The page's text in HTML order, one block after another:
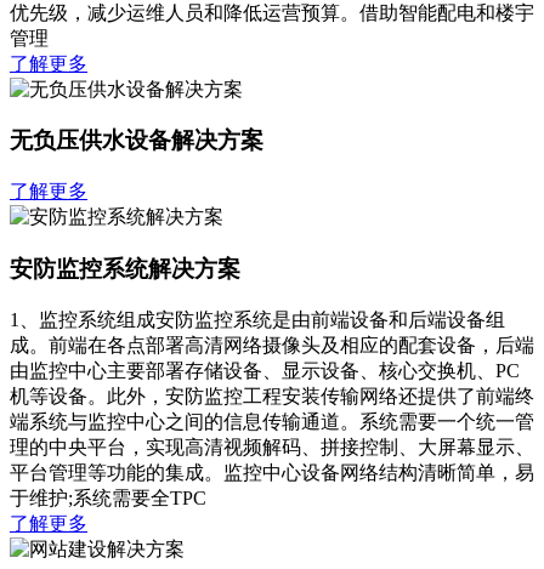
优先级，减少运维人员和降低运营预算。借助智能配电和楼宇
管理
了解更多
无负压供水设备解决方案
了解更多
安防监控系统解决方案
1、监控系统组成安防监控系统是由前端设备和后端设备组
成。前端在各点部署高清网络摄像头及相应的配套设备，后端
由监控中心主要部署存储设备、显示设备、核心交换机、PC
机等设备。此外，安防监控工程安装传输网络还提供了前端终
端系统与监控中心之间的信息传输通道。系统需要一个统一管
理的中央平台，实现高清视频解码、拼接控制、大屏幕显示、
平台管理等功能的集成。监控中心设备网络结构清晰简单，易
于维护;系统需要全TPC
了解更多